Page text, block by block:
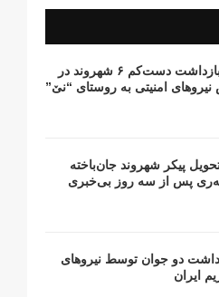
مریوان؛ بازداشت دست‌کم ۶ شهروند در
امنیتی به روستای “نێ”
پیکر شهروند جان‌باخته
پس از سە روز بی‌خبری
دو جوان توسط نیروهای
ایران